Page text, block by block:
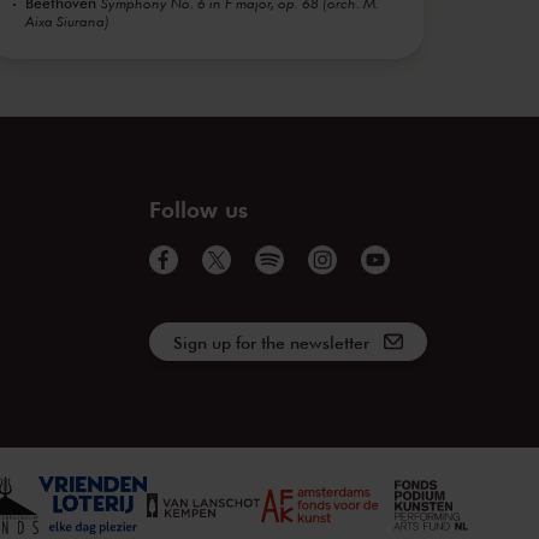
Aixa Siurana)
Follow us
Sign up for the newsletter